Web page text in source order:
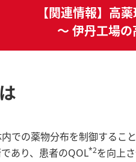
【関連情報】高
～ 伊丹工場
での薬物分布を制御するこ
あり、患者のQOL*2を向上